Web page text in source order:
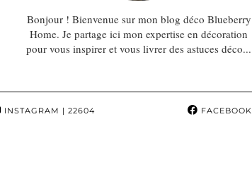
Bonjour ! Bienvenue sur mon blog déco Blueberry
Home. Je partage ici mon expertise en décoration
pour vous inspirer et vous livrer des astuces déco...
INSTAGRAM | 22604 FACEBOOK